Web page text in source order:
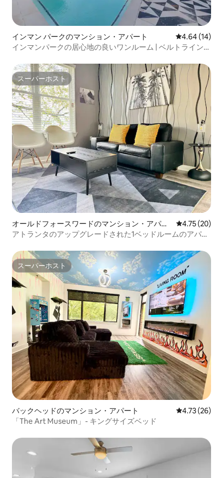
日の夕方に缶に入れて、火曜日の午前中
に回収してもらうことができます。 この
エリアは比較的静かです。ご近所の方々
に迷惑をかけるような騒がしい集まりは
避け、ご近所の方々を尊重したいと思っ
小限に抑える必要があります。
インマン パークのマンション・アパート レビュー14
4.64 (14)
インマンパークの居心地の良いワンルーム | ベルトラインへ
スーパーホスト
スーパーホスト
オールドフォースワードのマンション・アパー
ト
レビュー20
4.75 (20)
アトランタのアップグレードされた1ベッドルームのアパー
スーパーホスト
スーパーホスト
バックヘッドのマンション・アパート レビュー26
4.73 (26)
「The Art Museum」- キングサイズベッド